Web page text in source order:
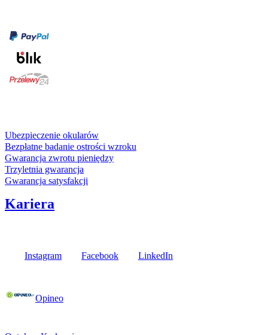
Ubezpieczenie okularów
Bezpłatne badanie ostrości wzroku
Gwarancja zwrotu pieniędzy
Trzyletnia gwarancja
Gwarancja satysfakcji
Kariera
Instagram Facebook LinkedIn
Opineo